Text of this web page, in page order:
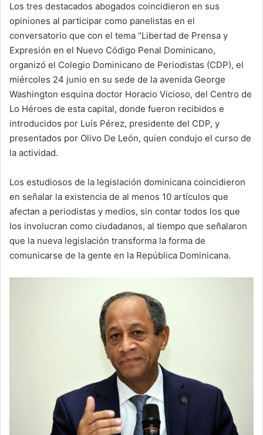
Los tres destacados abogados coincidieron en sus
opiniones al participar como panelistas en el
conversatorio que con el tema “Libertad de Prensa y
Expresión en el Nuevo Código Penal Dominicano,
organizó el Colegio Dominicano de Periodistas (CDP), el
miércoles 24 junio en su sede de la avenida George
Washington esquina doctor Horacio Vicioso, del Centro de
Lo Héroes de esta capital, donde fueron recibidos e
introducidos por Luís Pérez, presidente del CDP, y
presentados por Olivo De León, quien condujo el curso de
la actividad.
Los estudiosos de la legislación dominicana coincidieron
en señalar la existencia de al menos 10 artículos que
afectan a periodistas y medios, sin contar todos los que
los involucran como ciudadanos, al tiempo que señalaron
que la nueva legislación transforma la forma de
comunicarse de la gente en la República Dominicana.